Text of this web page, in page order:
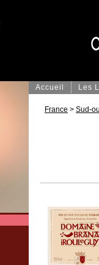
Accueil Les
France > Sud-